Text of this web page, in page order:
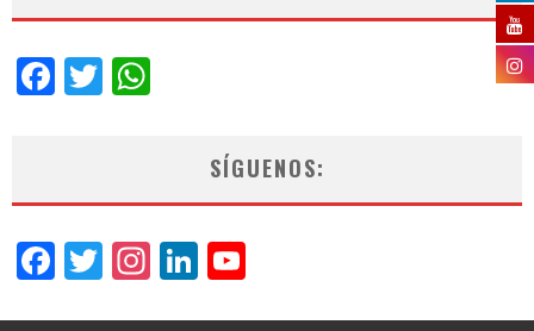
Facebook
Twitter
SÍGUENOS:
Facebook
Twitter
Instagram
LinkedIn